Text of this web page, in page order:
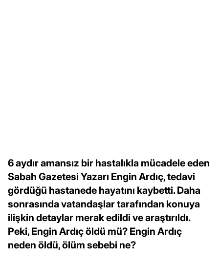
6 aydır amansız bir hastalıkla mücadele eden
Sabah Gazetesi Yazarı Engin Ardıç, tedavi
gördüğü hastanede hayatını kaybetti. Daha
sonrasında vatandaşlar tarafından konuya
ilişkin detaylar merak edildi ve araştırıldı.
Peki, Engin Ardıç öldü mü? Engin Ardıç
neden öldü, ölüm sebebi ne?